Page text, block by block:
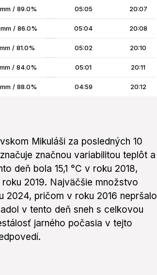
/ 89.0% 05:05 20:07
mm / 86.0% 05:04 20:08
/ 81.0% 05:02 20:10
/ 84.0% 05:01 20:11
/ 88.0% 04:59 20:12
Mikuláši za posledných 10
značnou variabilitou teplôt a
deň bola 15,1 °C v roku 2018,
2019. Najväčšie množstvo
2024, pričom v roku 2016 nepršalo
v tento deň sneh s celkovou
jarného počasia v tejto